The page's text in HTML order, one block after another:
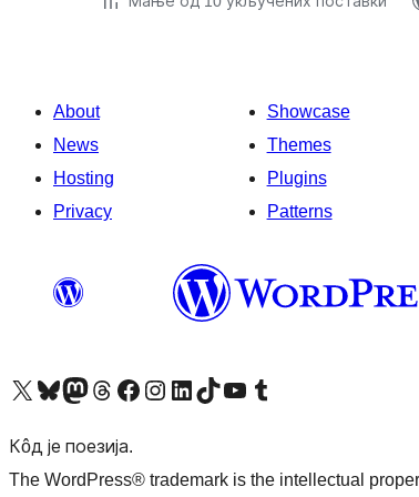
About
News
Hosting
Privacy
Showcase
Themes
Plugins
Patterns
Visit our X (formerly Twitter) account
Посетите наш Bluesky налог
Visit our Mastodon account
Посетите наш налог на Threads-у Visit our Facebook pageПосетите наш Инстаграм налог
Visit our LinkedIn account
Посетите наш TikTok налог
Visit our YouTube channel
Посетите наш Tumblr налог
Кôд је поезија.
The WordPress® trademark is the intellectual